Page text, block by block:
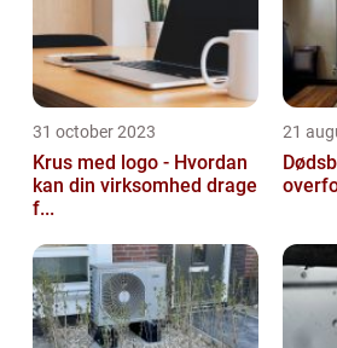
31 october 2023
Krus med logo - Hvordan
kan din virksomhed drage
f...
21